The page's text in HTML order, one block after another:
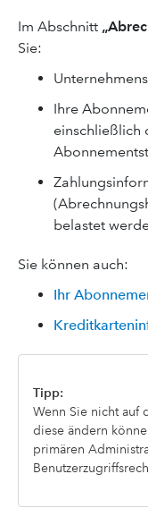
Im Abschnitt
Sie:
Ihre
einschließlich
belastet
Sie können auch:
Ihr
Tipp:
Wenn Sie nicht auf
diese ändern
primären